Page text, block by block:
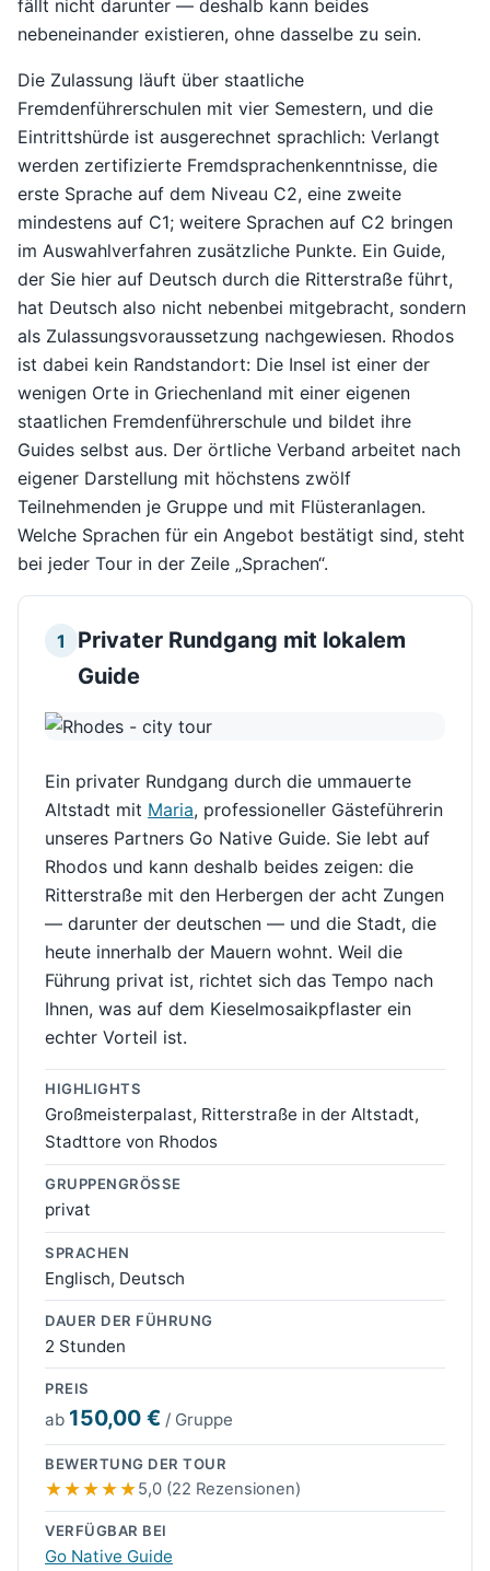
fällt nicht darunter — deshalb kann beides
nebeneinander existieren, ohne dasselbe zu sein.
Die Zulassung läuft über staatliche
Fremdenführerschulen mit vier Semestern, und die
Eintrittshürde ist ausgerechnet sprachlich: Verlangt
werden zertifizierte Fremdsprachenkenntnisse, die
erste Sprache auf dem Niveau C2, eine zweite
mindestens auf C1; weitere Sprachen auf C2 bringen
im Auswahlverfahren zusätzliche Punkte. Ein Guide,
der Sie hier auf Deutsch durch die Ritterstraße führt,
hat Deutsch also nicht nebenbei mitgebracht, sondern
als Zulassungsvoraussetzung nachgewiesen. Rhodos
ist dabei kein Randstandort: Die Insel ist einer der
wenigen Orte in Griechenland mit einer eigenen
staatlichen Fremdenführerschule und bildet ihre
Guides selbst aus. Der örtliche Verband arbeitet nach
eigener Darstellung mit höchstens zwölf
Teilnehmenden je Gruppe und mit Flüsteranlagen.
Welche Sprachen für ein Angebot bestätigt sind, steht
bei jeder Tour in der Zeile „Sprachen“.
1
Privater Rundgang mit lokalem
Guide
Ein privater Rundgang durch die ummauerte
Altstadt mit Maria, professioneller Gästeführerin
unseres Partners Go Native Guide. Sie lebt auf
Rhodos und kann deshalb beides zeigen: die
Ritterstraße mit den Herbergen der acht Zungen
— darunter der deutschen — und die Stadt, die
heute innerhalb der Mauern wohnt. Weil die
Führung privat ist, richtet sich das Tempo nach
Ihnen, was auf dem Kieselmosaikpflaster ein
echter Vorteil ist.
HIGHLIGHTS
Großmeisterpalast, Ritterstraße in der Altstadt,
Stadttore von Rhodos
GRUPPENGRÖSSE
privat
SPRACHEN
Englisch, Deutsch
DAUER DER FÜHRUNG
2 Stunden
PREIS
ab 150,00 € / Gruppe
BEWERTUNG DER TOUR
5,0 (22 Rezensionen)
VERFÜGBAR BEI
Go Native Guide